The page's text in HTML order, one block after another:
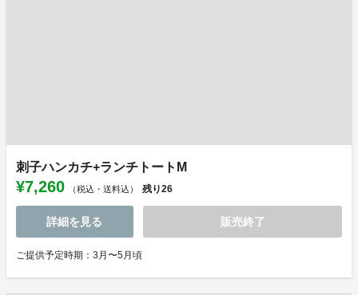
刺子ハンカチ+ランチトートM
¥7,260 （税込・送料込） 残り26
詳細を見る 販売終了
ご提供予定時期：3月〜5月頃